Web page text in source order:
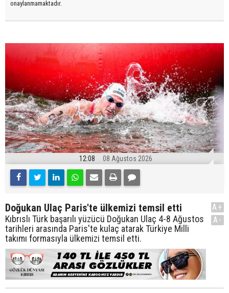
onaylanmamaktadır.
12:08 08 Ağustos 2026
Doğukan Ulaç Paris'te ülkemizi temsil etti
Kıbrıslı Türk başarılı yüzücü Doğukan Ulaç 4-8 Ağustos
tarihleri arasında Paris'te kulaç atarak Türkiye Milli
takımı formasıyla ülkemizi temsil etti.
A+
A-